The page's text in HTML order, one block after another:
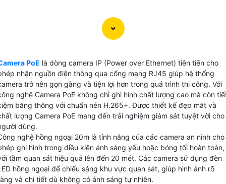
camera PoE Ezviz (Power over Ethernet) là lựa chọn
tưởng cho hệ thống giám sát mạng nhờ vào khả năng
cấp nguồn riêng cho từng camera, bạn sẽ tiết kiệm
chi phí và thời gian. Đồng thời, dòng camera PoE
cũng mang đến khả năng quản lý và điều khiển hệ
mạng một cách hiệu quả hơn. Hãy lựa chọn camera
Ezviz để nâng cao hiệu suất và tiết kiệm chi phí cho hệ
giám sát của bạn.
PoE là dòng camera IP (Power over Ethernet) tiên tiến cho
nhận nguồn điện thông qua cổng mạng RJ45 giúp hệ thống
trở nên gọn gàng và tiện lợi hơn trong quá trình thi công. Với
nghệ Camera PoE không chỉ ghi hình chất lượng cao mà còn
băng thông với chuẩn nén H.265+. Được thiết kế đẹp mắt và
lượng Camera PoE mang đến trải nghiệm giám sát tuyệt vời cho
dùng.
nghệ hồng ngoại 20m là tính năng của các camera an ninh cho
ghi hình trong điều kiện ánh sáng yếu hoặc bóng tối hoàn toàn,
tầm quan sát hiệu quả lên đến 20 mét. Các camera sử dụng đèn
hồng ngoại để chiếu sáng khu vực quan sát, giúp hình ảnh rõ
và chi tiết dù không có ánh sáng tự nhiên.